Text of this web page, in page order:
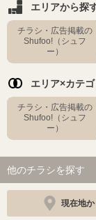
エリアから探
チラシ・広告掲載の
Shufoo!（シュフ
ー）
エリア×カテ
チラシ・広告掲載の
Shufoo!（シュフ
ー）
他のチラシを探す
現在地